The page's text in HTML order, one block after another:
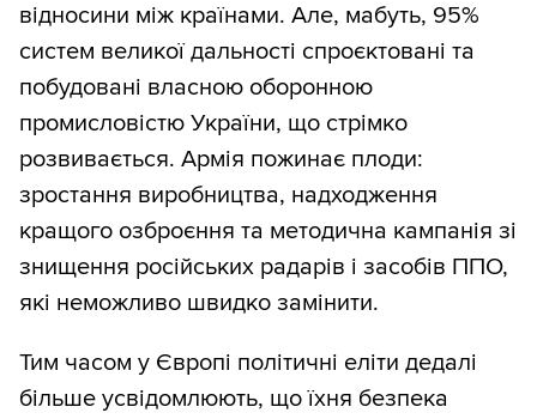
відносини між країнами. Але, мабуть, 95%
систем великої дальності спроєктовані та
побудовані власною оборонною
промисловістю України, що стрімко
розвивається. Армія пожинає плоди:
зростання виробництва, надходження
кращого озброєння та методична кампанія зі
знищення російських радарів і засобів ППО,
які неможливо швидко замінити.
Тим часом у Європі політичні еліти дедалі
більше усвідомлюють, що їхня безпека